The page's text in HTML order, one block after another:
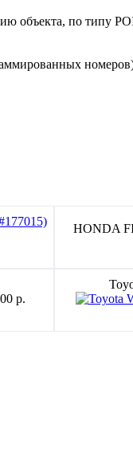
объекта, по типу
HONDA
p.